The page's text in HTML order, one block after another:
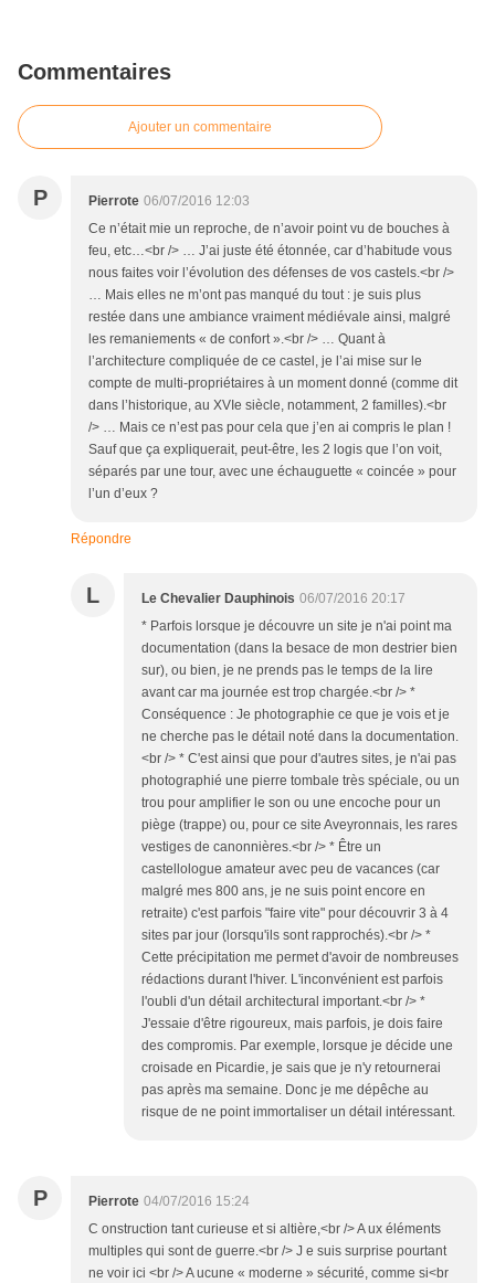
Commentaires
Ajouter un commentaire
P Pierrote 06/07/2016 12:03
Ce n’était mie un reproche, de n’avoir point vu de bouches à
feu, etc…<br /> … J’ai juste été étonnée, car d’habitude vous
nous faites voir l’évolution des défenses de vos castels.<br />
… Mais elles ne m’ont pas manqué du tout : je suis plus
restée dans une ambiance vraiment médiévale ainsi, malgré
les remaniements « de confort ».<br /> … Quant à
l’architecture compliquée de ce castel, je l’ai mise sur le
compte de multi-propriétaires à un moment donné (comme dit
dans l’historique, au XVIe siècle, notamment, 2 familles).<br
/> … Mais ce n’est pas pour cela que j’en ai compris le plan !
Sauf que ça expliquerait, peut-être, les 2 logis que l’on voit,
séparés par une tour, avec une échauguette « coincée » pour
l’un d’eux ?
Répondre
L Le Chevalier Dauphinois 06/07/2016 20:17
* Parfois lorsque je découvre un site je n'ai point ma
documentation (dans la besace de mon destrier bien
sur), ou bien, je ne prends pas le temps de la lire
avant car ma journée est trop chargée.<br /> *
Conséquence : Je photographie ce que je vois et je
ne cherche pas le détail noté dans la documentation.
<br /> * C'est ainsi que pour d'autres sites, je n'ai pas
photographié une pierre tombale très spéciale, ou un
trou pour amplifier le son ou une encoche pour un
piège (trappe) ou, pour ce site Aveyronnais, les rares
vestiges de canonnières.<br /> * Être un
castellologue amateur avec peu de vacances (car
malgré mes 800 ans, je ne suis point encore en
retraite) c'est parfois "faire vite" pour découvrir 3 à 4
sites par jour (lorsqu'ils sont rapprochés).<br /> *
Cette précipitation me permet d'avoir de nombreuses
rédactions durant l'hiver. L'inconvénient est parfois
l'oubli d'un détail architectural important.<br /> *
J'essaie d'être rigoureux, mais parfois, je dois faire
des compromis. Par exemple, lorsque je décide une
croisade en Picardie, je sais que je n'y retournerai
pas après ma semaine. Donc je me dépêche au
risque de ne point immortaliser un détail intéressant.
P Pierrote 04/07/2016 15:24
C onstruction tant curieuse et si altière,<br /> A ux éléments
multiples qui sont de guerre.<br /> J e suis surprise pourtant
ne voir ici <br /> A ucune « moderne » sécurité, comme si<br